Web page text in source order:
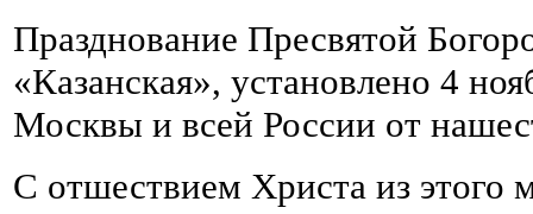
Празднование Пресвятой
«Казанская», установлено 4
Москвы и всей России от
С отшествием Христа из этого